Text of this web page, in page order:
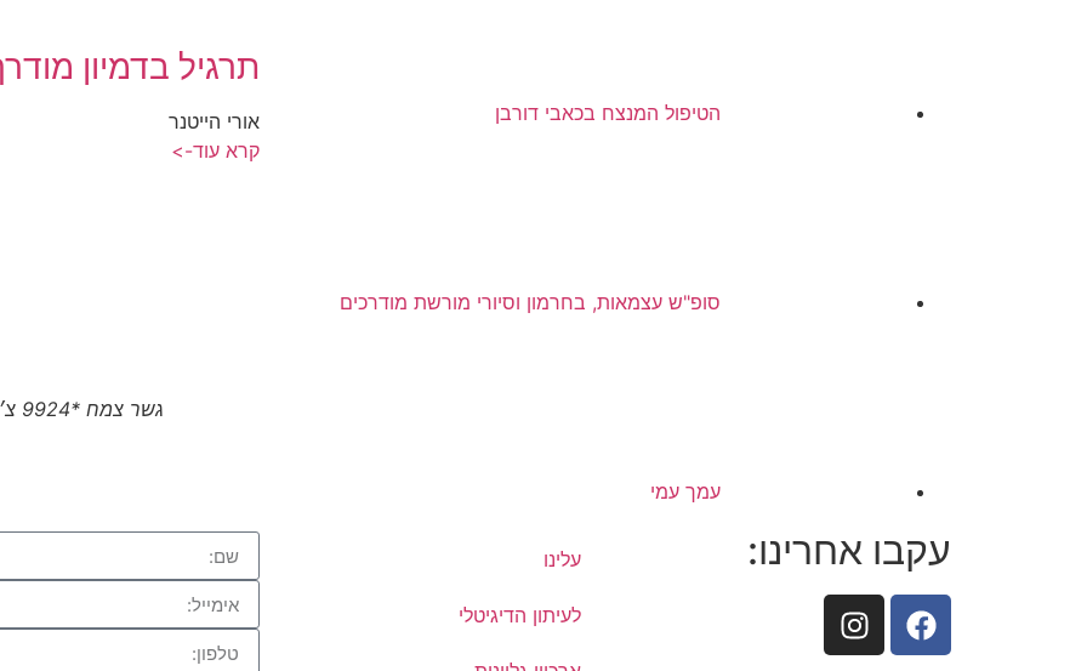
הטיפול המנצח בכאבי דורבן
סופ"ש עצמאות, בחרמון וסיורי מורשת מודרכים
עמך עמי
תרגיל בדמיון
אורי הייטנר
קרא עוד->
גשר צמח *9924 צ׳יטו טיגו 8 פרו המותג הסיני הגיע לצפון
עקבו אחרינו: עלינו
לעיתון הדיגיטלי